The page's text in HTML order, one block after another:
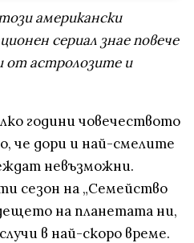
американски
сериал знае повече
от астролозите и
години човечеството
че дори и най-смелите
невъзможни.
сезон на „Семейство
на планетата ни,
в най-скоро време.